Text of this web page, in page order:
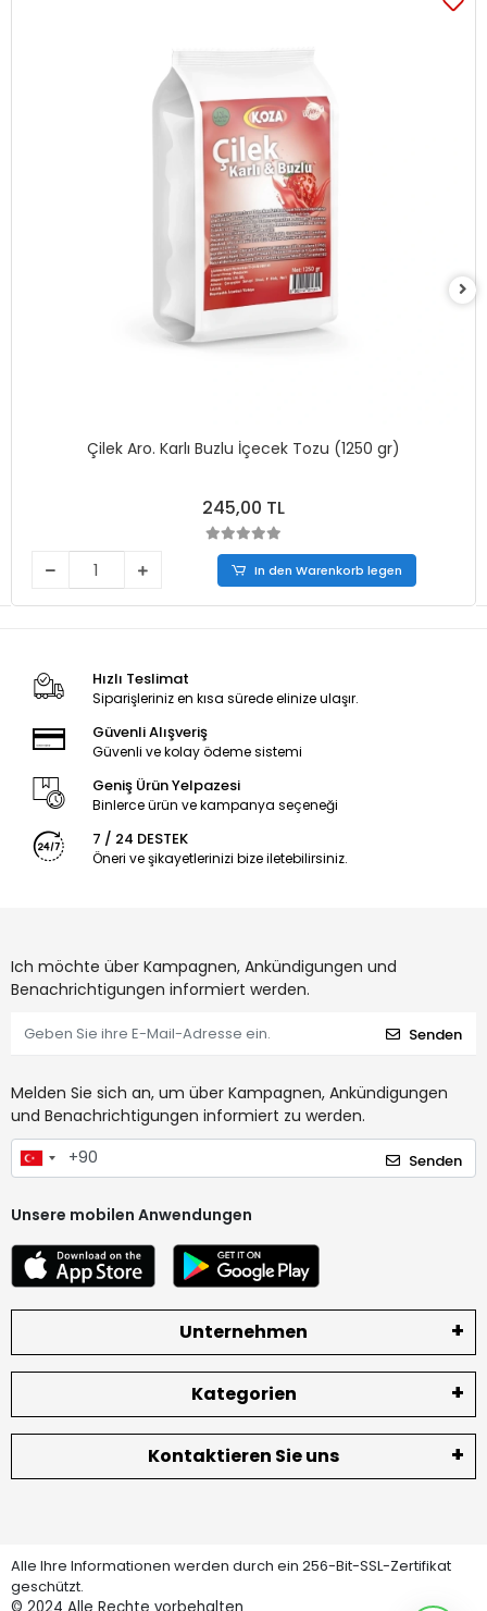
Çilek Aro. Karlı Buzlu İçecek Tozu (1250 gr)
245,00 TL
In den Warenkorb legen
Hızlı Teslimat
Siparişleriniz en kısa sürede elinize ulaşır.
Güvenli Alışveriş
Güvenli ve kolay ödeme sistemi
Geniş Ürün Yelpazesi
Binlerce ürün ve kampanya seçeneği
7 / 24 DESTEK
Öneri ve şikayetlerinizi bize iletebilirsiniz.
Ich möchte über Kampagnen, Ankündigungen und
Benachrichtigungen informiert werden.
Senden
Melden Sie sich an, um über Kampagnen, Ankündigungen
und Benachrichtigungen informiert zu werden.
Senden
Unsere mobilen Anwendungen
Unternehmen
Kategorien
Kontaktieren Sie uns
Alle Ihre Informationen werden durch ein 256-Bit-SSL-Zertifikat
geschützt.
© 2024 Alle Rechte vorbehalten